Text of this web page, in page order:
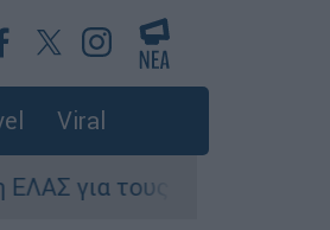
Viral
8 βιασμούς